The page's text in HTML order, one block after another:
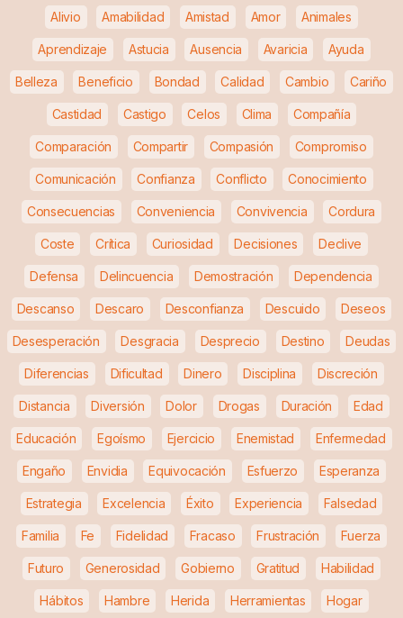
Alivio Amabilidad Amistad Amor Animales
Aprendizaje Astucia Ausencia Avaricia Ayuda
Belleza Beneficio Bondad Calidad Cambio Cariño
Castidad Castigo Celos Clima Compañía
Comparación Compartir Compasión Compromiso
Comunicación Confianza Conflicto Conocimiento
Consecuencias Conveniencia Convivencia Cordura
Coste Crítica Curiosidad Decisiones Declive
Defensa Delincuencia Demostración Dependencia
Descanso Descaro Desconfianza Descuido Deseos
Desesperación Desgracia Desprecio Destino Deudas
Diferencias Dificultad Dinero Disciplina Discreción
Distancia Diversión Dolor Drogas Duración Edad
Educación Egoísmo Ejercicio Enemistad Enfermedad
Engaño Envidia Equivocación Esfuerzo Esperanza
Estrategia Excelencia Éxito Experiencia Falsedad
Familia Fe Fidelidad Fracaso Frustración Fuerza
Futuro Generosidad Gobierno Gratitud Habilidad
Hábitos Hambre Herida Herramientas Hogar